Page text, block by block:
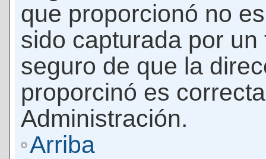
que proporcionó no
sido capturada por
seguro de que la
proporcinó es
Administración.
Arriba